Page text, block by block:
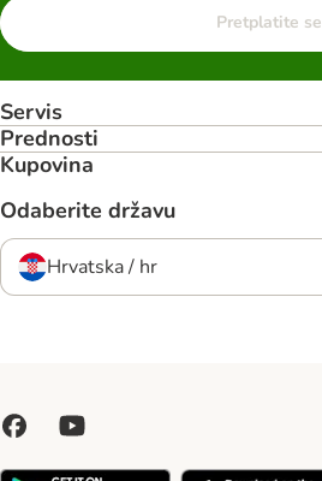
Pretplatite se
Servis
Prednosti
Kupovina
Odaberite državu
Hrvatska / hr